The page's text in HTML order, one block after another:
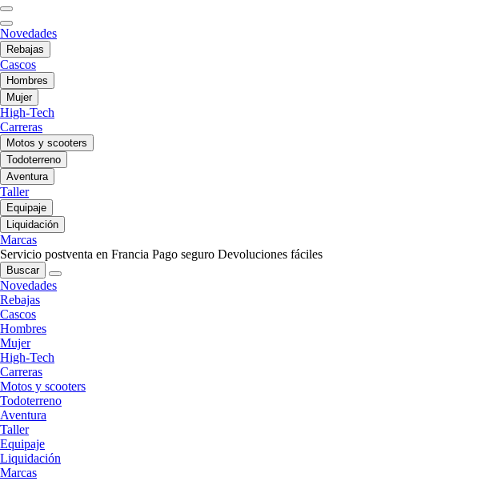
Novedades
Rebajas
Cascos
Hombres
Mujer
High-Tech
Carreras
Motos y scooters
Todoterreno
Aventura
Taller
Equipaje
Liquidación
Marcas
Servicio postventa en Francia Pago seguro Devoluciones fáciles
Buscar
Novedades
Rebajas
Cascos
Hombres
Mujer
High-Tech
Carreras
Motos y scooters
Todoterreno
Aventura
Taller
Equipaje
Liquidación
Marcas